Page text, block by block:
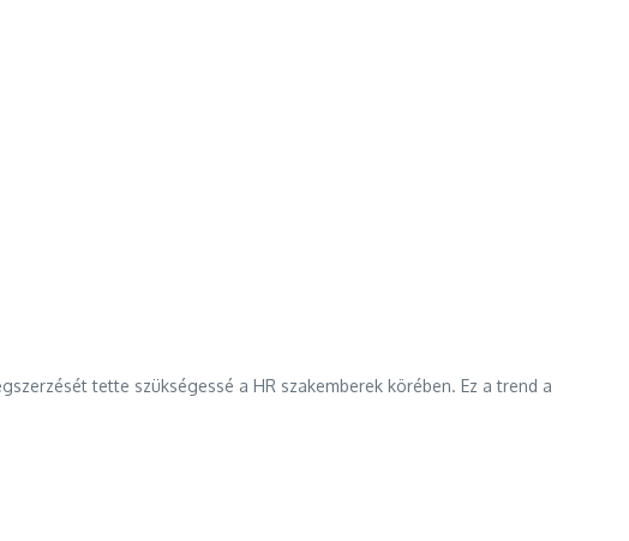
tette szükségessé a HR szakemberek körében. Ez a trend a